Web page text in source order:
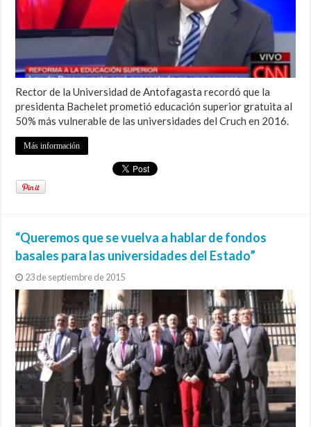
Rector de la Universidad de Antofagasta recordó que la
presidenta Bachelet prometió educación superior gratuita al
50% más vulnerable de las universidades del Cruch en 2016.
Más información
“Queremos que se vuelva a hablar de fondos
basales para las universidades del Estado”
23 de septiembre de 2015